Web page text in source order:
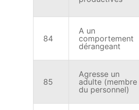
84
A un
comportement
dérangeant
85
Agresse un
adulte (membre
du personnel)